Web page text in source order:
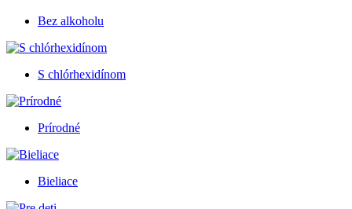
Bez alkoholu
S chlórhexidínom
Prírodné
Bieliace